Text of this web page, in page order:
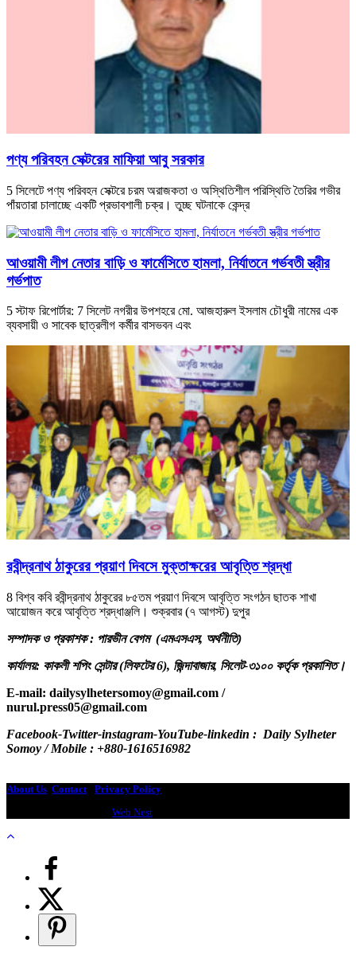
পণ্য পরিবহন সেক্টরের মাফিয়া আবু সরকার
5 সিলেটে পণ্য পরিবহন সেক্টরে চরম অরাজকতা ও অস্থিতিশীল পরিস্থিতি তৈরির গভীর
পাঁয়তারা চালাচ্ছে একটি প্রভাবশালী চক্র। তুচ্ছ ঘটনাকে কেন্দ্র
আওয়ামী লীগ নেতার বাড়ি ও ফার্মেসিতে হামলা, নির্যাতনে গর্ভবতী স্ত্রীর
গর্ভপাত
5 স্টাফ রিপোর্টার: 7 সিলেট নগরীর উপশহরে মো. আজহারুল ইসলাম চৌধুরী নামের এক
ব্যবসায়ী ও সাবেক ছাত্রলীগ কর্মীর বাসভবন এবং
রবীন্দ্রনাথ ঠাকুরের প্রয়াণ দিবসে মুক্তাক্ষরের আবৃত্তি শ্রদ্ধা
8 বিশ্ব কবি রবীন্দ্রনাথ ঠাকুরের ৮৫তম প্রয়াণ দিবসে আবৃত্তি সংগঠন ছাতক শাখা
আয়োজন করে আবৃত্তি শ্রদ্ধাঞ্জলি। শুক্রবার (৭ আগস্ট) দুপুর
সম্পাদক ও প্রকাশক : পারভীন বেগম (এমএসএস, অর্থনীতি)
কার্যালয়: কাকলী শপিং সেন্টার (লিফটের 6), জিন্দাবাজার, সিলেট-৩১০০ কর্তৃক প্রকাশিত।
E-mail: dailysylhetersomoy@gmail.com /
nurul.press05@gmail.com
Facebook-Twitter-instagram-YouTube-linkedin : Daily Sylheter
Somoy / Mobile : +880-1616516982
About Us Contact
Privacy Policy
Web Nest